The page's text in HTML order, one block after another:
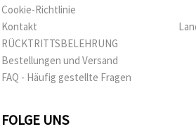
Cookie-Richtlinie
Kontakt
RÜCKTRITTSBELEHRUNG
Bestellungen und Versand
FAQ - Häufig gestellte Fragen
FOLGE UNS